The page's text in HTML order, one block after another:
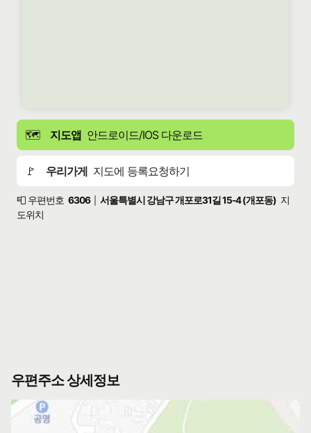
🗺️ 지도앱 안드로이드/IOS 다운로드
🚩 우리가게 지도에 등록요청하기
📮 우편번호 6306 서울특별시 강남구 개포로31길 15-4 (개포동) 지
도위치
우편주소 상세정보